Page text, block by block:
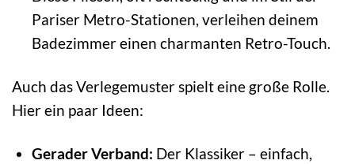
Pariser Metro-Stationen, verleihen deinem
Badezimmer einen charmanten Retro-Touch.
Auch das Verlegemuster spielt eine große Rolle.
Hier ein paar Ideen:
Gerader Verband: Der Klassiker – einfach,